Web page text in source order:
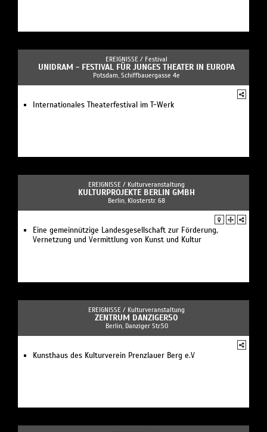
EREIGNISSE / Festival
UNIDRAM - FESTIVAL FÜR JUNGES THEATER IN EUROPA
Potsdam, Schiffbauergasse 4e
Internationales Theaterfestival im T-Werk
EREIGNISSE / Kulturveranstaltung
KULTURPROJEKTE BERLIN GMBH
Berlin, Klosterstr. 68
Eine gemeinnützige Landesgesellschaft zur Förderung,
Vernetzung und Vermittlung von Kunst und Kultur
EREIGNISSE / Kulturveranstaltung
ZENTRUM DANZIGER50
Berlin, Danziger Str.50
Kunsthaus des Kulturverein Prenzlauer Berg e.V